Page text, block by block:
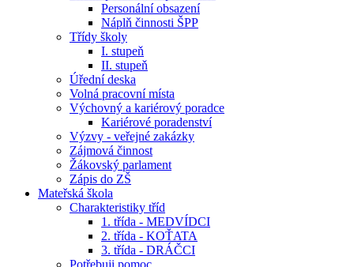
Personální obsazení
Náplň činnosti ŠPP
Třídy školy
I. stupeň
II. stupeň
Úřední deska
Volná pracovní místa
Výchovný a kariérový poradce
Kariérové poradenství
Výzvy - veřejné zakázky
Zájmová činnost
Žákovský parlament
Zápis do ZŠ
Mateřská škola
Charakteristiky tříd
1. třída - MEDVÍDCI
2. třída - KOŤATA
3. třída - DRÁČCI
Potřebuji pomoc